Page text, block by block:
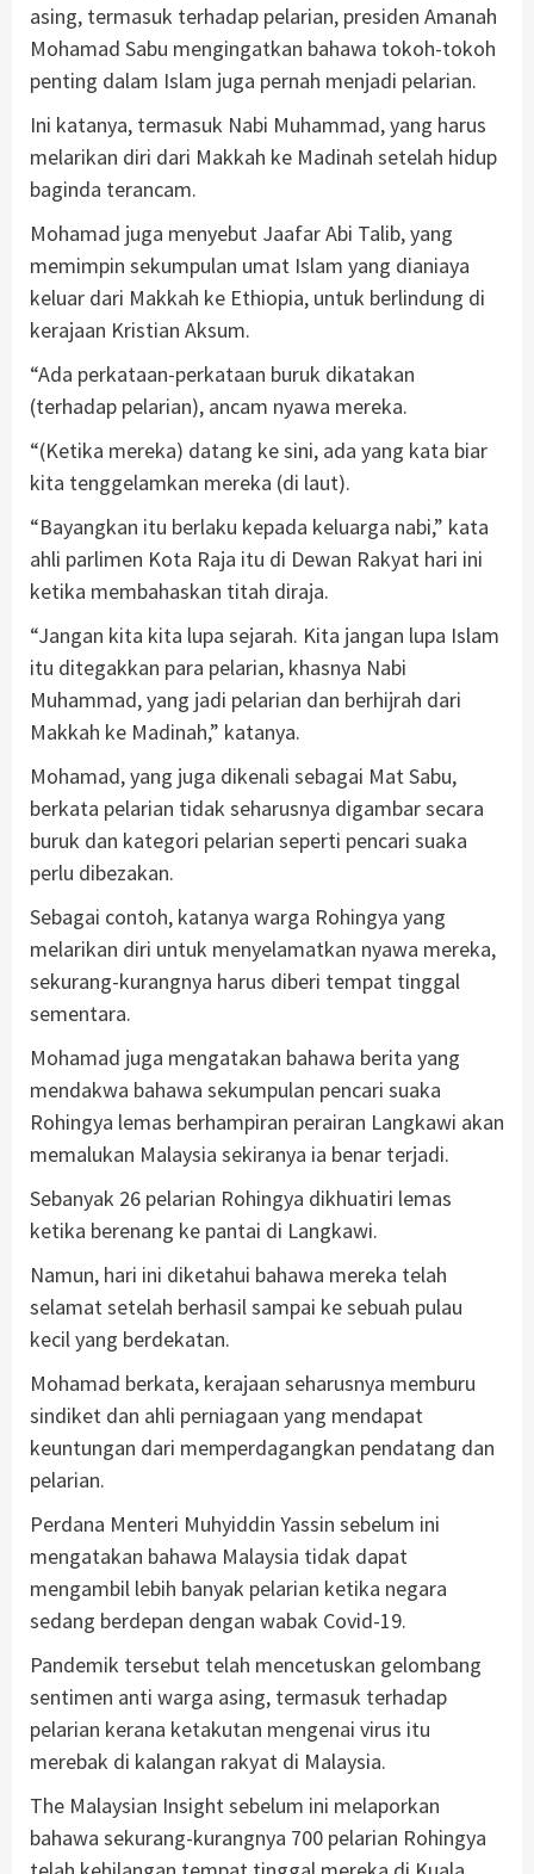
asing, termasuk terhadap pelarian, presiden Amanah
Mohamad Sabu mengingatkan bahawa tokoh-tokoh
penting dalam Islam juga pernah menjadi pelarian.
Ini katanya, termasuk Nabi Muhammad, yang harus
melarikan diri dari Makkah ke Madinah setelah hidup
baginda terancam.
Mohamad juga menyebut Jaafar Abi Talib, yang
memimpin sekumpulan umat Islam yang dianiaya
keluar dari Makkah ke Ethiopia, untuk berlindung di
kerajaan Kristian Aksum.
“Ada perkataan-perkataan buruk dikatakan
(terhadap pelarian), ancam nyawa mereka.
“(Ketika mereka) datang ke sini, ada yang kata biar
kita tenggelamkan mereka (di laut).
“Bayangkan itu berlaku kepada keluarga nabi,” kata
ahli parlimen Kota Raja itu di Dewan Rakyat hari ini
ketika membahaskan titah diraja.
“Jangan kita kita lupa sejarah. Kita jangan lupa Islam
itu ditegakkan para pelarian, khasnya Nabi
Muhammad, yang jadi pelarian dan berhijrah dari
Makkah ke Madinah,” katanya.
Mohamad, yang juga dikenali sebagai Mat Sabu,
berkata pelarian tidak seharusnya digambar secara
buruk dan kategori pelarian seperti pencari suaka
perlu dibezakan.
Sebagai contoh, katanya warga Rohingya yang
melarikan diri untuk menyelamatkan nyawa mereka,
sekurang-kurangnya harus diberi tempat tinggal
sementara.
Mohamad juga mengatakan bahawa berita yang
mendakwa bahawa sekumpulan pencari suaka
Rohingya lemas berhampiran perairan Langkawi akan
memalukan Malaysia sekiranya ia benar terjadi.
Sebanyak 26 pelarian Rohingya dikhuatiri lemas
ketika berenang ke pantai di Langkawi.
Namun, hari ini diketahui bahawa mereka telah
selamat setelah berhasil sampai ke sebuah pulau
kecil yang berdekatan.
Mohamad berkata, kerajaan seharusnya memburu
sindiket dan ahli perniagaan yang mendapat
keuntungan dari memperdagangkan pendatang dan
pelarian.
Perdana Menteri Muhyiddin Yassin sebelum ini
mengatakan bahawa Malaysia tidak dapat
mengambil lebih banyak pelarian ketika negara
sedang berdepan dengan wabak Covid-19.
Pandemik tersebut telah mencetuskan gelombang
sentimen anti warga asing, termasuk terhadap
pelarian kerana ketakutan mengenai virus itu
merebak di kalangan rakyat di Malaysia.
The Malaysian Insight sebelum ini melaporkan
bahawa sekurang-kurangnya 700 pelarian Rohingya